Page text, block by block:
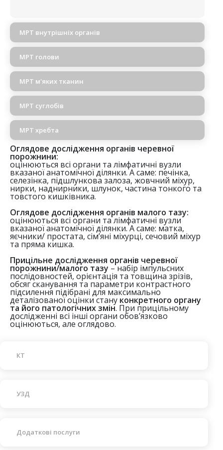
МРТ внутрішніх органів
МРТ голови
МРТ м'яких тканин
МРТ суглобів
МРТ хребта
Оглядове дослідження органів черевної
порожнини:
оцінюються всі органи та лімфатичні вузли
вказаної анатомічної ділянки. А саме: печінка,
селезінка, підшлункова залоза, жовчний міхур,
нирки, наднирники, шлунок, частина тонкого та
товстого кишківника.
Оглядове дослідження органів малого тазу:
оцінюються всі органи та лімфатичні вузли
вказаної анатомічної ділянки. А саме: матка,
яєчники/ простата, сім’яні міхурці, сечовий міхур
та пряма кишка.
Прицільне дослідження органів черевної
порожнини/малого тазу – набір імпульсних
послідовностей, орієнтація та товщина зрізів,
обсяг сканування та параметри контрастного
підсилення підібрані для максимально
деталізованої оцінки стану конкретного органу
та його патологічних змін. При прицільному
дослідженні всі інші органи обов’язково
оцінюються, але оглядово.
КТ
УЗД
Додаткові послуги